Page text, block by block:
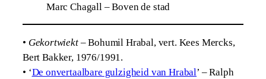
Marc Chagall – Boven de stad
• Gekortwiekt – Bohumil Hrabal, vert. Kees Mercks,
Bert Bakker, 1976/1991.
• ‘De onvertaalbare gulzigheid van Hrabal’ – Ralph